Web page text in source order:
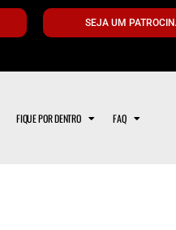
SEJA UM
FIQUE POR DENTRO FAQ